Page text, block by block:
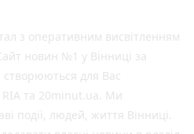
з оперативним висвітленням
новин №1 у Вінниці за
створюються для Вас
RIA та 20minut.ua. Ми
події, людей, життя Вінниці.